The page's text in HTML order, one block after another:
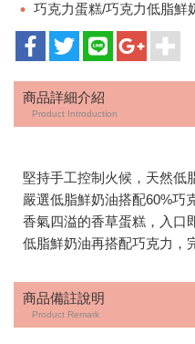
巧克力蛋糕/巧克力低脂鮮
商品詳細介紹
Product Introduction
堅持手工控制火候，天然低
嚴選低脂鮮奶油搭配60%巧
香氣四溢的香草蛋糕，入口
低脂鮮奶油再搭配巧克力，
商品備註說明
Product Remark